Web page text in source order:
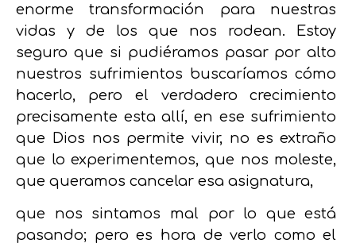
enorme transformación para nuestras
vidas y de los que nos rodean. Estoy
seguro que si pudiéramos pasar por alto
nuestros sufrimientos buscaríamos cómo
hacerlo, pero el verdadero crecimiento
precisamente esta allí, en ese sufrimiento
que Dios nos permite vivir, no es extraño
que lo experimentemos, que nos moleste,
que queramos cancelar esa asignatura,
que nos sintamos mal por lo que está
pasando; pero es hora de verlo como el